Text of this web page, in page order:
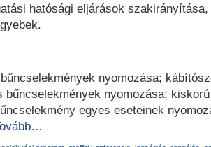
hatósági eljárások szakirányítása,
nyomozása;
bűncselekmények nyomozása; kiskorú
egyes eseteinek